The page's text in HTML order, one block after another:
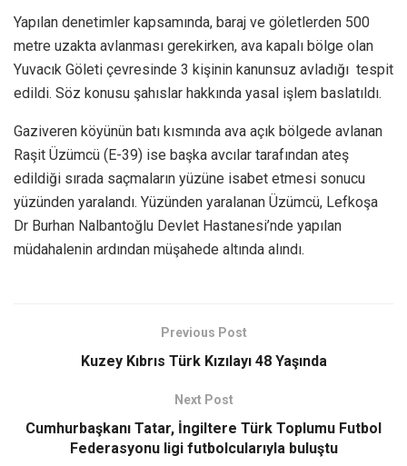
Yapılan denetimler kapsamında, baraj ve göletlerden 500
metre uzakta avlanması gerekirken, ava kapalı bölge olan
Yuvacık Göleti çevresinde 3 kişinin kanunsuz avladığı tespit
edildi. Söz konusu şahıslar hakkında yasal işlem baslatıldı.
Gaziveren köyünün batı kısmında ava açık bölgede avlanan
Raşit Üzümcü (E-39) ise başka avcılar tarafından ateş
edildiği sırada saçmaların yüzüne isabet etmesi sonucu
yüzünden yaralandı. Yüzünden yaralanan Üzümcü, Lefkoşa
Dr Burhan Nalbantoğlu Devlet Hastanesi’nde yapılan
müdahalenin ardından müşahede altında alındı.
Previous Post
Kuzey Kıbrıs Türk Kızılayı 48 Yaşında
Next Post
Cumhurbaşkanı Tatar, İngiltere Türk Toplumu Futbol
Federasyonu ligi futbolcularıyla buluştu